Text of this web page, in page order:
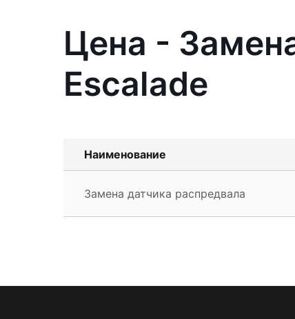
Цена -
Escalade
Наименование
Замена датчика распредвала